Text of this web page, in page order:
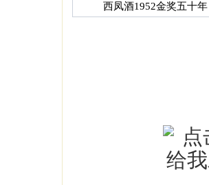
西凤酒1952金奖五十年